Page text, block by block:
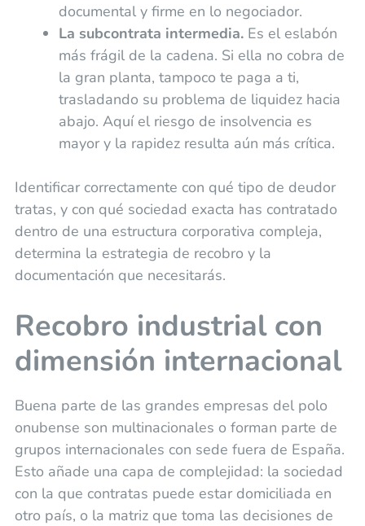
documental y firme en lo negociador.
La subcontrata intermedia.Es el eslabón
más frágil de la cadena. Si ella no cobra de
la gran planta, tampoco te paga a ti,
trasladando su problema de liquidez hacia
abajo. Aquí el riesgo de insolvencia es
mayor y la rapidez resulta aún más crítica.
Identificar correctamente con qué tipo de deudor
tratas, y con qué sociedad exacta has contratado
dentro de una estructura corporativa compleja,
determina la estrategia de recobro y la
documentación que necesitarás.
Recobro industrial con
dimensión internacional
Buena parte de las grandes empresas del polo
onubense son multinacionales o forman parte de
grupos internacionales con sede fuera de España.
Esto añade una capa de complejidad: la sociedad
con la que contratas puede estar domiciliada en
otro país, o la matriz que toma las decisiones de